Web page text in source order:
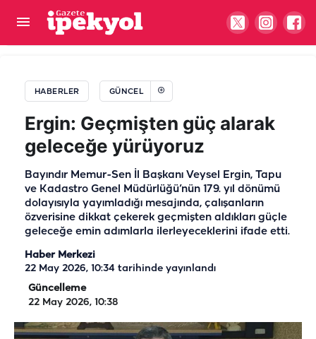
HABERLER GÜNCEL
Ergin: Geçmişten güç alarak
geleceğe yürüyoruz
Bayındır Memur-Sen İl Başkanı Veysel Ergin, Tapu
ve Kadastro Genel Müdürlüğü’nün 179. yıl dönümü
dolayısıyla yayımladığı mesajında, çalışanların
özverisine dikkat çekerek geçmişten aldıkları güçle
geleceğe emin adımlarla ilerleyeceklerini ifade etti.
Haber Merkezi
22 May 2026, 10:34 tarihinde yayınlandı
Güncelleme
22 May 2026, 10:38
Van’dan Balıklıgöl'e bir aşk hikayesi: Yetkililer